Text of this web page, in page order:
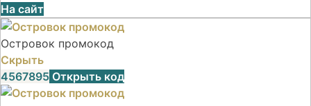
На сайт
Островок промокод
Скрыть
4567895 Открыть код